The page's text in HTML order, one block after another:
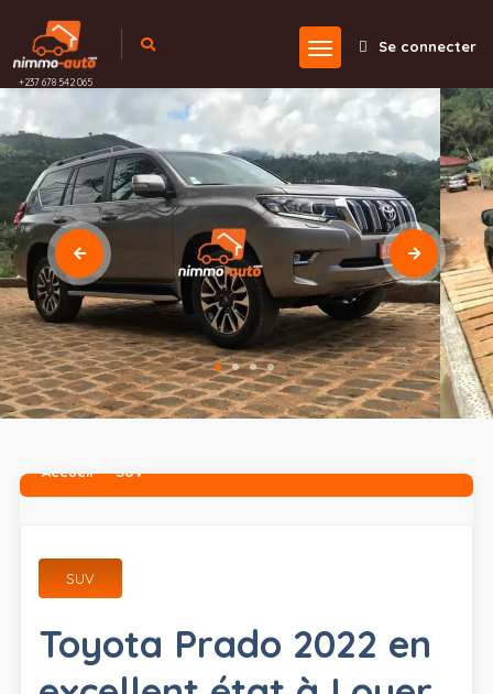
+237 678 542 065
Se connecter
Accueil SUV
SUV
Toyota Prado 2022 en